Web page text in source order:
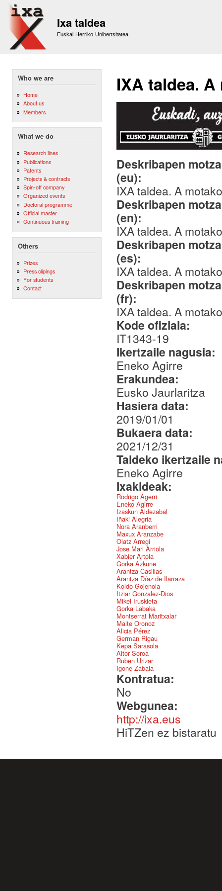
Ixa taldea
Euskal Herriko Unibertsitatea
Who we are
Home
About us
Members
What we do
Research lines
Publications
Patents
Projects & contracts
Spin-off company
Organized events
Doctoral programme
Official master
Continuous training
Others
Prizes
Press clipings
For students
Contact
IXA taldea.
Deskribapen
(eu):
IXA taldea. A
Deskribapen
(en):
IXA taldea. A
Deskribapen
(es):
IXA taldea. A
Deskribapen
(fr):
IXA taldea. A
Kode ofiziala:
IT1343-19
Ikertzaile nagusia:
Eneko Agirre
Erakundea:
Eusko Jaurlaritza
Hasiera data:
2019/01/01
Bukaera data:
2021/12/31
Taldeko ikertzaile
Eneko Agirre
Ixakideak:
Rodrigo Agerri
Eneko Agirre
Izaskun Aldezabal
Iñaki Alegria
Nora Aranberri
Maxux Aranzabe
Olatz Arregi
Jose Mari Arriola
Xabier Artola
Gorka Azkune
Arantza Casillas
Arantza Díaz de Ilarraza
Koldo Gojenola
Itziar Gonzalez-Dios
Mikel Iruskieta
Gorka Labaka
Montserrat Maritxalar
Maite Oronoz
Alicia Pérez
German Rigau
Kepa Sarasola
Aitor Soroa
Ruben Urizar
Igone Zabala
Kontratua:
No
Webgunea:
http://ixa.eus
HiTZen ez bistaratu